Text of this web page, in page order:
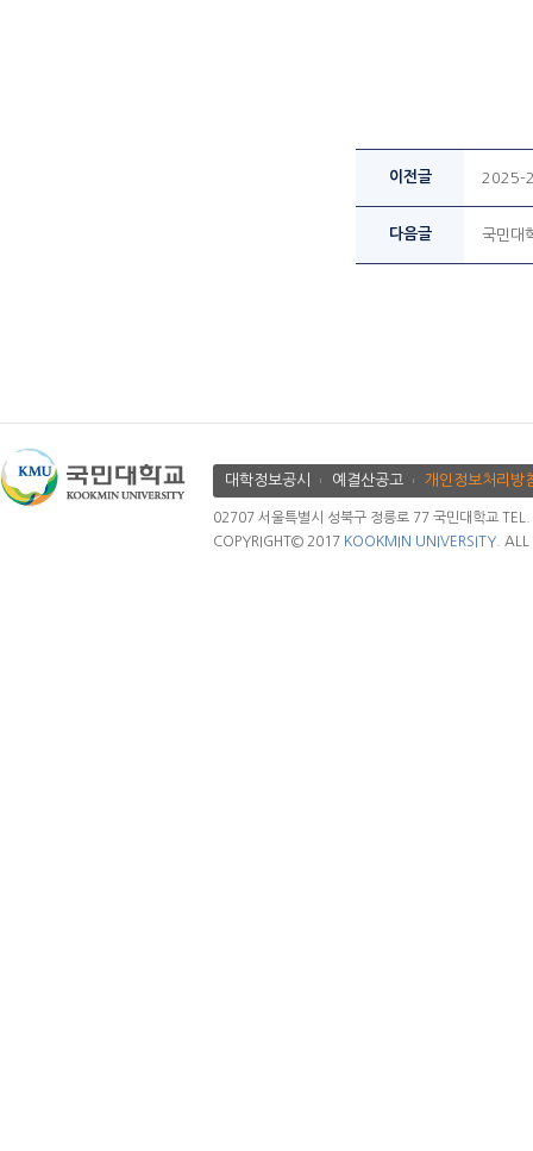
이전글 2025-
다음글 국민대
대학정보공시 예결산공고 개인정보처리방
02707 서울특별시 성북구 정릉로 77 국민대학교
COPYRIGHT© 2017 KOOKMIN UNIVERSITY. ALL